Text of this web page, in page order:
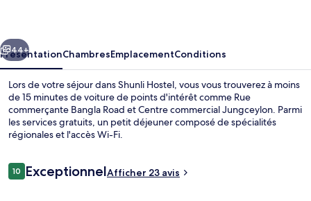
Suivant
44+
PrésentationChambresEmplacementConditions
Lors de votre séjour dans Shunli Hostel, vous vous trouverez à moins
de 15 minutes de voiture de points d'intérêt comme Rue
commerçante Bangla Road et Centre commercial Jungceylon. Parmi
les services gratuits, un petit déjeuner composé de spécialités
régionales et l'accès Wi-Fi.
Avis
voyageurs
1010 sur 10
ExceptionnelAfficher 23 avis